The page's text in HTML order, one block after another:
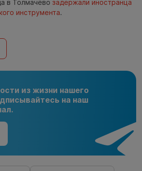
в Толмачёво задержали иностранца
инструмента.
из жизни нашего
на наш